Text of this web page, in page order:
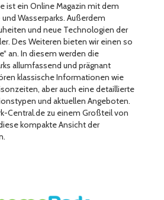
ist ein Online Magazin mit dem
Wasserparks. Außerdem
und neue Technologien der
Des Weiteren bieten wir einen so
an. In diesem werden die
allumfassend und prägnant
klassische Informationen wie
aber auch eine detaillierte
und aktuellen Angeboten.
Central.de zu einem Großteil von
kompakte Ansicht der